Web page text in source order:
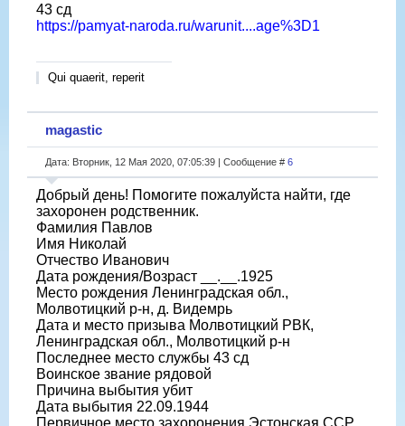
43 сд
https://pamyat-naroda.ru/warunit....age%3D1
Qui quaerit, reperit
magastic
Дата: Вторник, 12 Мая 2020, 07:05:39 | Сообщение # 6
Добрый день! Помогите пожалуйста найти, где
захоронен родственник.
Фамилия Павлов
Имя Николай
Отчество Иванович
Дата рождения/Возраст __.__.1925
Место рождения Ленинградская обл.,
Молвотицкий р-н, д. Видемрь
Дата и место призыва Молвотицкий РВК,
Ленинградская обл., Молвотицкий р-н
Последнее место службы 43 сд
Воинское звание рядовой
Причина выбытия убит
Дата выбытия 22.09.1944
Первичное место захоронения Эстонская ССР,